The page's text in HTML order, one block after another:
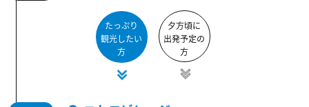
たっぷり
観光したい
方
夕方頃に
出発予定の
方